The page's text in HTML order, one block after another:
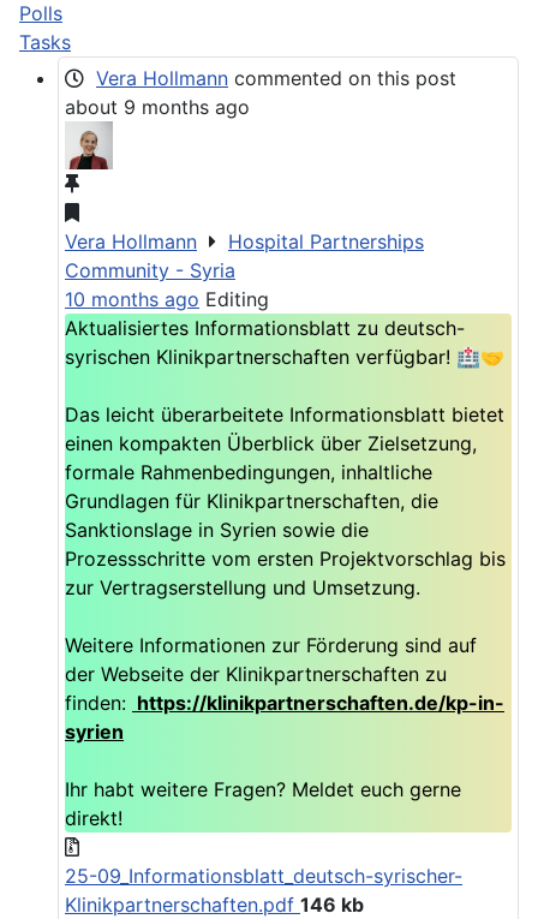
Polls
Tasks
Vera Hollmann commented on this post
about 9 months ago
Vera Hollmann
Hospital Partnerships
Community - Syria
10 months ago Editing
Aktualisiertes Informationsblatt zu deutsch-
syrischen Klinikpartnerschaften verfügbar! 🏥🤝
Das leicht überarbeitete Informationsblatt bietet
einen kompakten Überblick über Zielsetzung,
formale Rahmenbedingungen, inhaltliche
Grundlagen für Klinikpartnerschaften, die
Sanktionslage in Syrien sowie die
Prozessschritte vom ersten Projektvorschlag bis
zur Vertragserstellung und Umsetzung.
Weitere Informationen zur Förderung sind auf
der Webseite der Klinikpartnerschaften zu
finden: https://klinikpartnerschaften.de/kp-in-
syrien
Ihr habt weitere Fragen? Meldet euch gerne
direkt!
25-09_Informationsblatt_deutsch-syrischer-
Klinikpartnerschaften.pdf 146 kb